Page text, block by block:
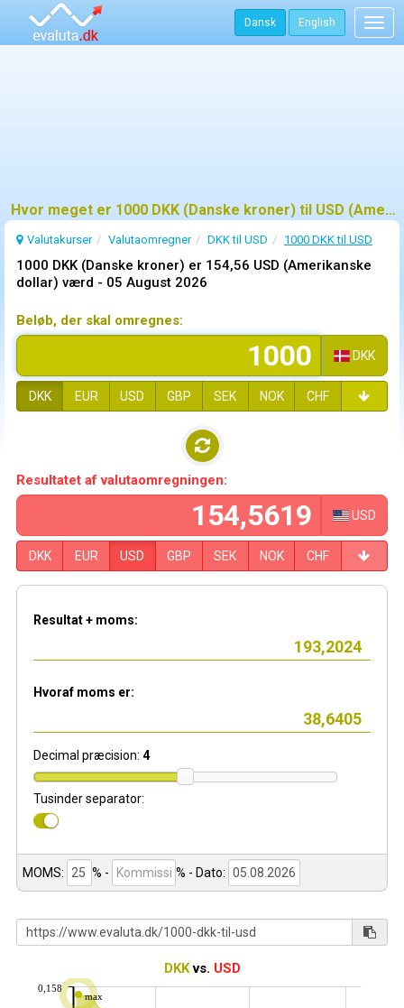
Dansk English
Hvor meget er 1000 DKK (Danske kroner) til USD (Amerikanske dollar)?
Valutakurser Valutaomregner DKK til USD 1000 DKK til USD
1000 DKK (Danske kroner) er 154,56 USD (Amerikanske
dollar) værd - 05 August 2026
Beløb, der skal omregnes:
DKK
DKK EUR USD GBP SEK NOK CHF
Resultatet af valutaomregningen:
USD
DKK EUR USD GBP SEK NOK CHF
Resultat + moms:
Hvoraf moms er:
Decimal præcision: 4
Tusinder separator:
MOMS: % - % - Dato:
DKKvs. USD
max
0,158